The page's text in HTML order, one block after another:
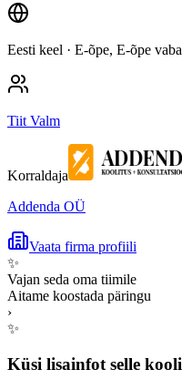
Eesti keel · E-õpe, E-õpe
Tiit Valm
Korraldaja
Addenda OÜ
Vaata firma profiili
✨
Vajan seda oma tiimile
Aitame koostada päringu
›
✨
Küsi lisainfot selle